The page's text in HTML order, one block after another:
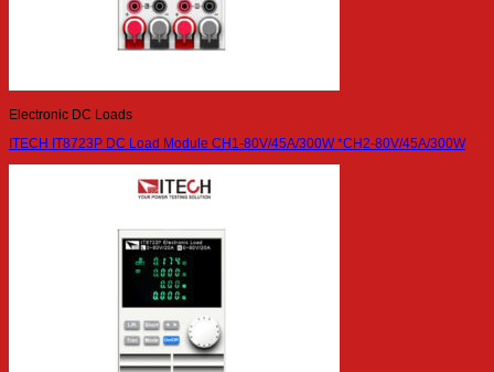
Electronic DC Loads
ITECH IT8723P DC Load Module CH1-80V/45A/300W *CH2-80V/45A/300W